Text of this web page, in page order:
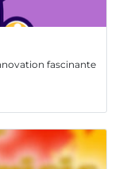
fascinante